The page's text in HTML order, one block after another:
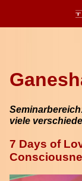
viele
7 Days of